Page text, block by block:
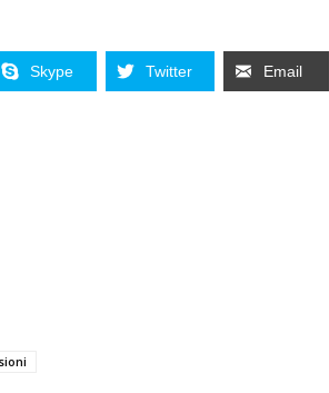
Skype Twitter Email